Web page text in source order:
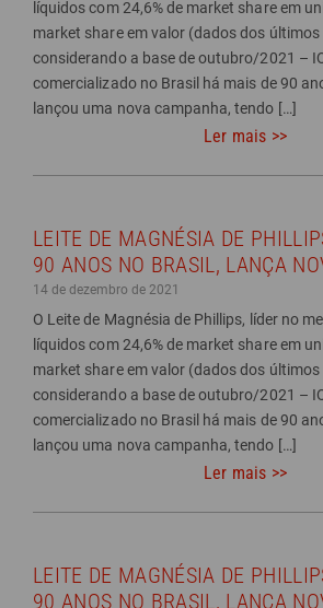
líquidos com 24,6% de market share em
market share em valor (dados dos últimos
considerando a base de outubro/2021 –
comercializado no Brasil há mais de 90
lançou uma nova campanha, tendo […]
Ler mais >>
LEITE DE MAGNÉSIA DE
90 ANOS NO BRASIL, LANÇA
14 de dezembro de 2021
O Leite de Magnésia de Phillips, líder no
líquidos com 24,6% de market share em
market share em valor (dados dos últimos
considerando a base de outubro/2021 –
comercializado no Brasil há mais de 90
lançou uma nova campanha, tendo […]
Ler mais >>
LEITE DE MAGNÉSIA DE
90 ANOS NO BRASIL, LANÇA